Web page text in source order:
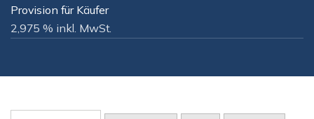
Provision für Käufer
2,975 % inkl. MwSt.